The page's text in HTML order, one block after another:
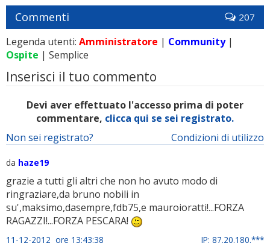
Commenti 207
Legenda utenti: Amministratore | Community|
Ospite | Semplice
Inserisci il tuo commento
Devi aver effettuato l'accesso prima di poter
commentare, clicca qui se sei registrato.
Condizioni di utilizzo
Non sei registrato?
da haze19
grazie a tutti gli altri che non ho avuto modo di
ringraziare,da bruno nobili in
su',maksimo,dasempre,fdb75,e mauroioratti!...FORZA
RAGAZZI!...FORZA PESCARA!
11-12-2012 ore 13:43:38 IP: 87.20.180.***